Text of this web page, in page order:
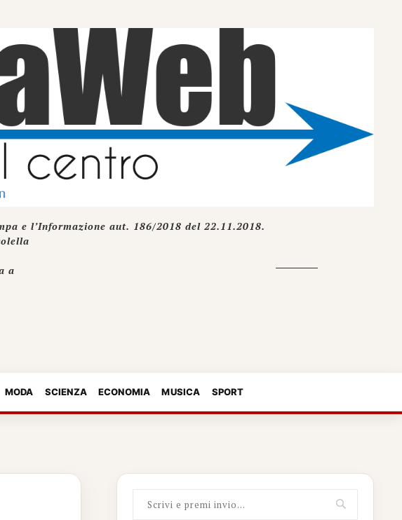
e l’Informazione aut. 186/2018 del 22.11.2018.
a
MODA SCIENZA ECONOMIA MUSICA SPORT